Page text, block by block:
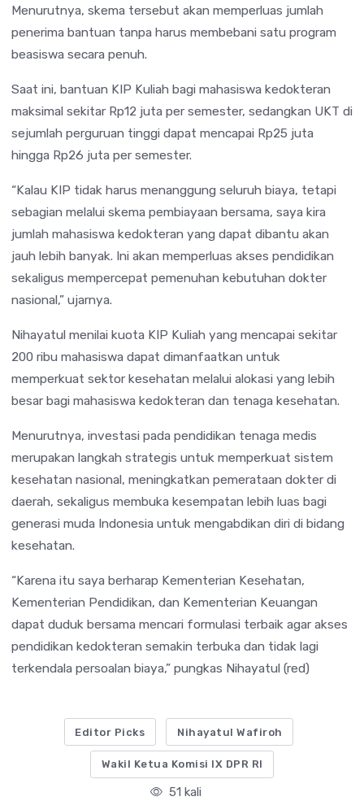
Menurutnya, skema tersebut akan memperluas jumlah
penerima bantuan tanpa harus membebani satu program
beasiswa secara penuh.
Saat ini, bantuan KIP Kuliah bagi mahasiswa kedokteran
maksimal sekitar Rp12 juta per semester, sedangkan UKT di
sejumlah perguruan tinggi dapat mencapai Rp25 juta
hingga Rp26 juta per semester.
“Kalau KIP tidak harus menanggung seluruh biaya, tetapi
sebagian melalui skema pembiayaan bersama, saya kira
jumlah mahasiswa kedokteran yang dapat dibantu akan
jauh lebih banyak. Ini akan memperluas akses pendidikan
sekaligus mempercepat pemenuhan kebutuhan dokter
nasional,” ujarnya.
Nihayatul menilai kuota KIP Kuliah yang mencapai sekitar
200 ribu mahasiswa dapat dimanfaatkan untuk
memperkuat sektor kesehatan melalui alokasi yang lebih
besar bagi mahasiswa kedokteran dan tenaga kesehatan.
Menurutnya, investasi pada pendidikan tenaga medis
merupakan langkah strategis untuk memperkuat sistem
kesehatan nasional, meningkatkan pemerataan dokter di
daerah, sekaligus membuka kesempatan lebih luas bagi
generasi muda Indonesia untuk mengabdikan diri di bidang
kesehatan.
“Karena itu saya berharap Kementerian Kesehatan,
Kementerian Pendidikan, dan Kementerian Keuangan
dapat duduk bersama mencari formulasi terbaik agar akses
pendidikan kedokteran semakin terbuka dan tidak lagi
terkendala persoalan biaya,” pungkas Nihayatul (red)
Editor Picks Nihayatul Wafiroh
Wakil Ketua Komisi IX DPR RI
51 kali